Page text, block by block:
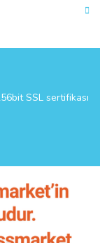
SSL sertifikası